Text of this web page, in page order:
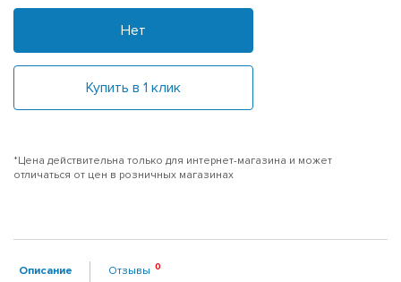
Нет
Купить в 1 клик
*Цена действительна только для интернет-магазина и может
отличаться от цен в розничных магазинах
Описание Отзывы